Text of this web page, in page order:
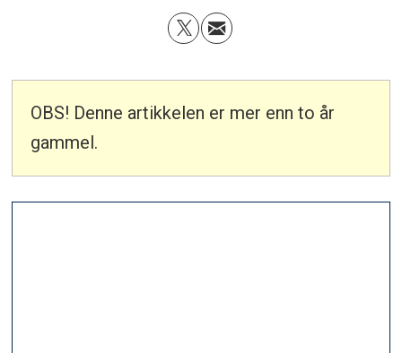
OBS! Denne artikkelen er mer enn to år
gammel.